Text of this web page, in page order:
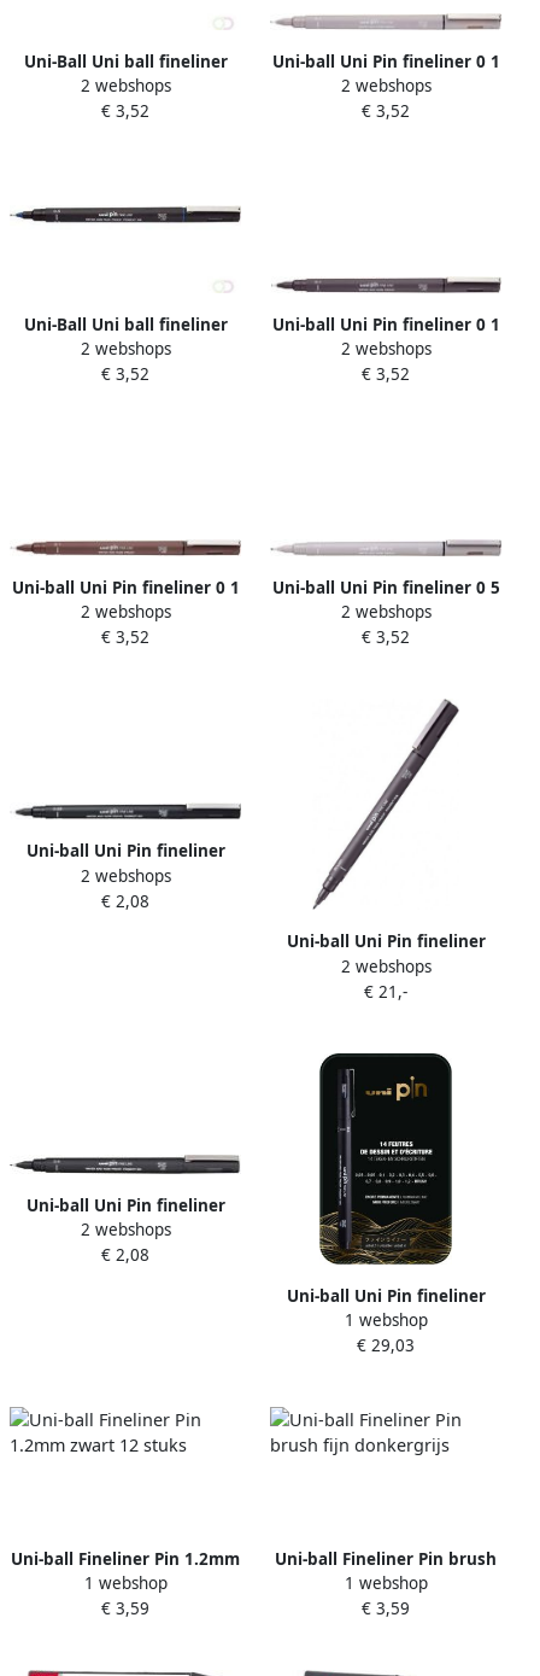
Uni-Ball Uni ball fineliner
Pin blauw 0 3 mm
2 webshops
€ 3,52
Uni-ball Uni Pin fineliner 0 1
mm ronde punt lichtgrijs
2 webshops
€ 3,52
Uni-Ball Uni ball fineliner
Pin blauw 0 5 mm
2 webshops
€ 3,52
Uni-ball Uni Pin fineliner 0 1
mm ronde punt donkergrijs
2 webshops
€ 3,52
Uni-ball Uni Pin fineliner 0 1
mm ronde punt sepia
2 webshops
€ 3,52
Uni-ball Uni Pin fineliner 0 5
mm ronde punt lichtgrijs
2 webshops
€ 3,52
Uni-ball Uni Pin fineliner
ronde punt 0 03 mm zwart
2 webshops
€ 2,08
Uni-ball Uni Pin fineliner
ronde punt 0 7 mm zwart
2 webshops
€ 21,-
Uni-ball Uni Pin fineliner
ronde punt 0 4 mm zwart
2 webshops
€ 2,08
Uni-ball Uni Pin fineliner
assorti doos van 14 stuks
1 webshop
€ 29,03
Uni-ball Fineliner Pin 1.2mm
zwart 12 stuks
1 webshop
€ 3,59
Uni-ball Fineliner Pin brush
fijn donkergrijs
1 webshop
€ 3,59